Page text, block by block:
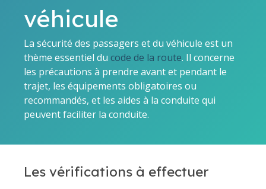
véhicule
La sécurité des passagers et du véhicule est un
thème essentiel du code de la route. Il concerne
les précautions à prendre avant et pendant le
trajet, les équipements obligatoires ou
recommandés, et les aides à la conduite qui
peuvent faciliter la conduite.
Les vérifications à effectuer